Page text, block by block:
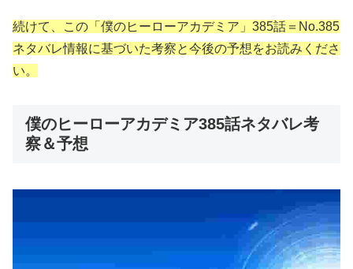
続けて、この「僕のヒーローアカデミア」385話＝No.385
ネタバレ情報に基づいた考察と今後の予想をお読みくださ
い。
僕のヒーローアカデミア385話ネタバレ考
察＆予想